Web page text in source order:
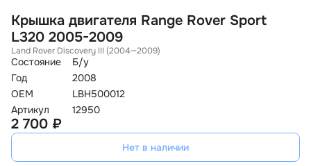
Крышка двигателя Range Rover Sport
L320 2005-2009
Land Rover Discovery III (2004—2009)
Состояние
Б/у
Год
2008
OEM
LBH500012
Артикул
12950
2 700 ₽
Нет в наличии